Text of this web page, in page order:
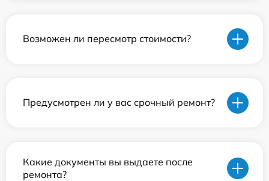
Возможен ли пересмотр стоимости?
Предусмотрен ли у вас срочный ремонт?
Какие документы вы выдаете после
ремонта?